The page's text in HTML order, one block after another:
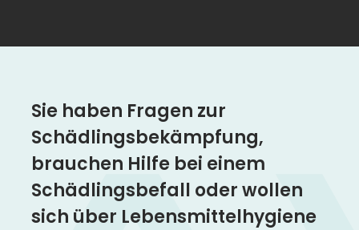
Sie haben Fragen zur
Schädlingsbekämpfung,
brauchen Hilfe bei einem
Schädlingsbefall oder wollen
sich über Lebensmittelhygiene